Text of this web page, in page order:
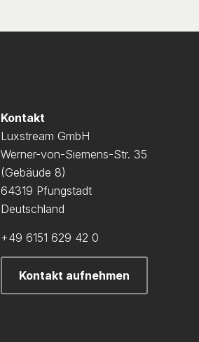
Kontakt
Luxstream GmbH
Werner-von-Siemens-Str. 35
(Gebäude 8)
64319 Pfungstadt
Deutschland
+49 6151 629 42 0
Kontakt aufnehmen